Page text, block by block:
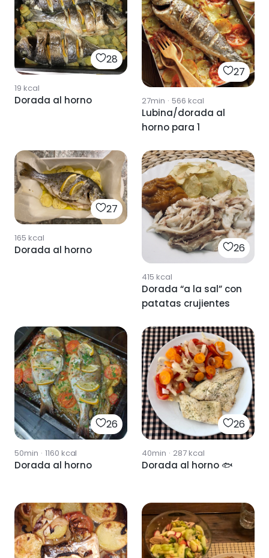
28
19 kcal
Dorada al horno
27
27min · 566 kcal
Lubina/dorada al
horno para 1
27
165 kcal
Dorada al horno 26
415 kcal
Dorada “a la sal” con
patatas crujientes
26
50min · 1160 kcal
Dorada al horno
26
40min · 287kcal
Dorada al horno 🐟